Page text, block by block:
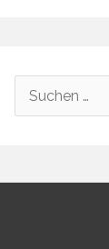
u